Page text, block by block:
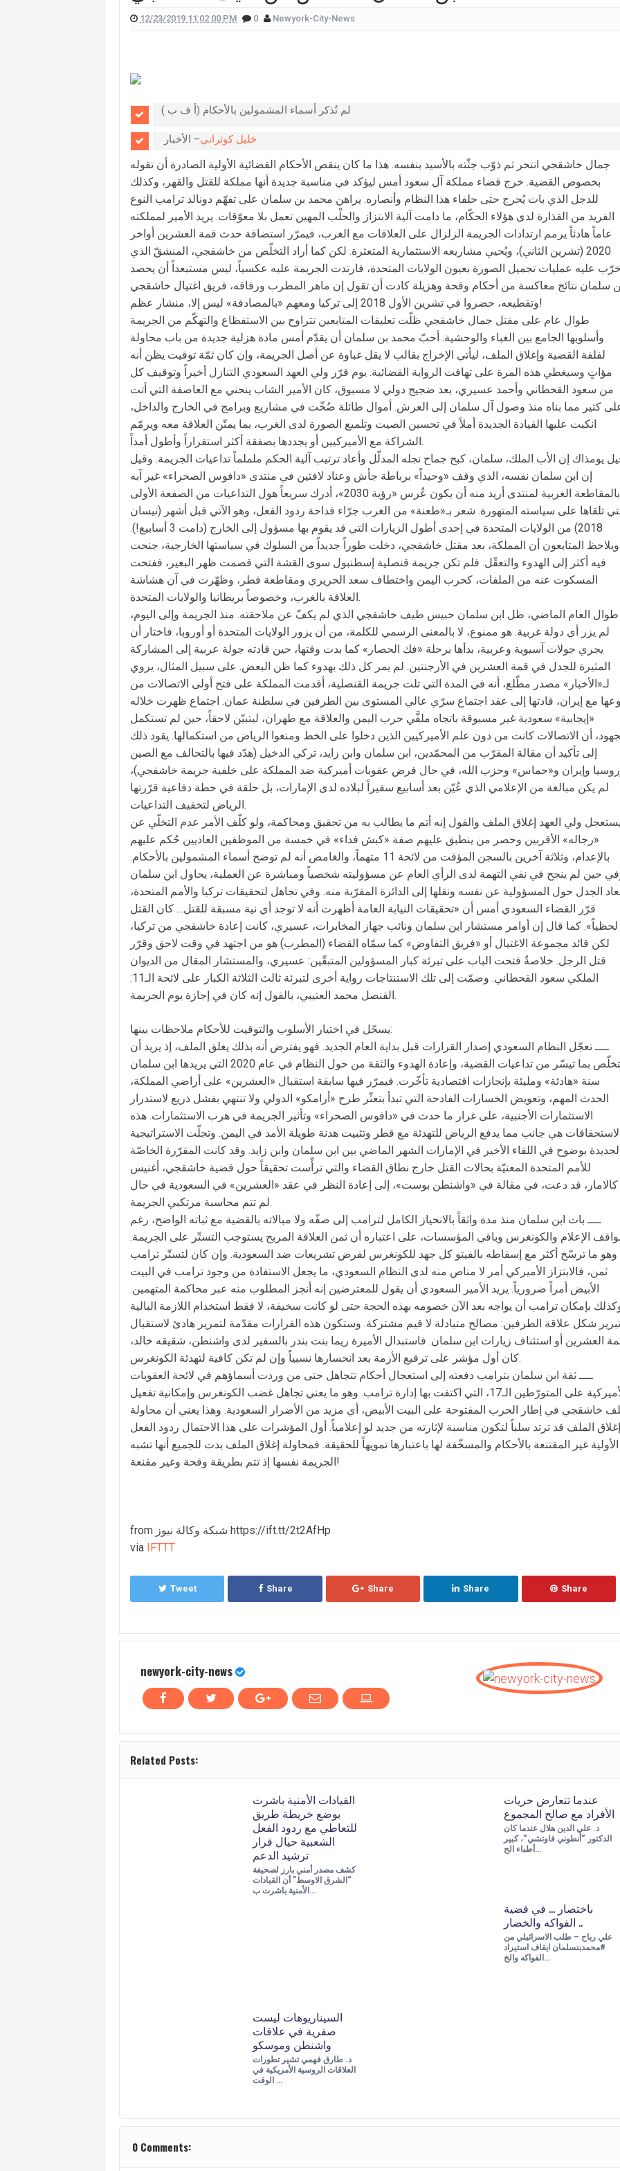
بأجواء مليئة بالحب والرومانسية... ممثلان يدخلان القفص الذهبي في روما (صور)
بعد الضربة الإسرائيلية على الضاحية الجنوبية.. هكذا علّقت اليسا (صورة)
لهذا السبب.. بشرى تتقدّم بشكوى
جائزة "موركس دور" أرجأت احتفالها الأحد إلى موعد لاحق
12/23/2019 11:02:00 PM 0 Newyork-City-News
لم تُذكر أسماء المشمولين بالأحكام (أ ف ب )
خليل كوثراني– الأخبار
جمال خاشقجي انتحر ثم ذوّب جثّته بالأسيد بنفسه. هذا ما كان ينقص الأحكام القضائية الأولية الصادرة أن تقوله
بخصوص القضية. خرج قضاء مملكة آل سعود أمس ليؤكد في مناسبة جديدة أنها مملكة للقتل والقهر، وكذلك
للدجل الذي بات يُحرج حتى حلفاء هذا النظام وأنصاره. يراهن محمد بن سلمان على تفهّم دونالد ترامب النوع
الفريد من القذارة لدى هؤلاء الحكّام، ما دامت آلية الابتزاز والحلْب المهين تعمل بلا معوّقات. يريد الأمير لمملكته
عاماً هادئاً يرمم ارتدادات الجريمة الزلزال على العلاقات مع الغرب، فيمرّر استضافة حدث قمة العشرين أواخر
2020 (تشرين الثاني)، ويُحيي مشاريعه الاستثمارية المتعثرة. لكن كما أراد التخلّص من خاشقجي، المنشقّ الذي
خرّب عليه عمليات تجميل الصورة بعيون الولايات المتحدة، فارتدت الجريمة عليه عكسياً، ليس مستبعداً أن يحصد
سلمان نتائج معاكسة من أحكام وقحة وهزيلة كادت أن تقول إن ماهر المطرب ورفاقه، فريق اغتيال خاشقجي
وتقطيعه، حضروا في تشرين الأول 2018 إلى تركيا ومعهم «بالمصادفة» ليس إلا، منشار عظم!
طوال عام على مقتل جمال خاشقجي ظلّت تعليقات المتابعين تتراوح بين الاستفظاع والتهكّم من الجريمة
وأسلوبها الجامع بين الغباء والوحشية. أحبّ محمد بن سلمان أن يقدّم أمس مادة هزلية جديدة من باب محاولة
لفلفة القضية وإغلاق الملف، ليأتي الإخراج بقالب لا يقل غباوة عن أصل الجريمة، وإن كان ثمّة توقيت يظن أنه
مؤاتٍ وسيغطي هذه المرة على تهافت الرواية القضائية. يوم قرّر ولي العهد السعودي التنازل أخيراً وتوقيف كل
من سعود القحطاني وأحمد عسيري، بعد ضجيج دولي لا مسبوق، كان الأمير الشاب ينحني مع العاصفة التي أتت
كثير مما بناه منذ وصول آل سلمان إلى العرش. أموال طائلة ضُخّت في مشاريع وبرامج في الخارج والداخل،
انكبت عليها القيادة الجديدة أملاً في تحسين الصيت وتلميع الصورة لدى الغرب، بما يمتّن العلاقة معه ويرمّم
الشراكة مع الأميركيين أو يجددها بصفقة أكثر استقراراً وأطول أمداً.
يومذاك إن الأب الملك، سلمان، كبح جماح نجله المدلّل وأعاد ترتيب آلية الحكم ململماً تداعيات الجريمة. وقيل
إن ابن سلمان نفسه، الذي وقف «وحيداً» برباطة جأش وعناد لافتين في منتدى «دافوس الصحراء» غير آبه
بالمقاطعة الغربية لمنتدى أريد منه أن يكون عُرس «رؤية 2030»، أدرك سريعاً هول التداعيات من الصفعة الأولى
تلقاها على سياسته المتهورة. شعر بـ«طعنة» من الغرب جرّاء فداحة ردود الفعل، وهو الآتي قبل أشهر (نيسان
2018) من الولايات المتحدة في إحدى أطول الزيارات التي قد يقوم بها مسؤول إلى الخارج (دامت 3 أسابيع!).
ويلاحظ المتابعون أن المملكة، بعد مقتل خاشقجي، دخلت طوراً جديداً من السلوك في سياستها الخارجية، جنحت
فيه أكثر إلى الهدوء والتعقّل. فلم تكن جريمة قنصلية إسطنبول سوى القشة التي قصمت ظهر البعير، ففتحت
المسكوت عنه من الملفات، كحرب اليمن واختطاف سعد الحريري ومقاطعة قطر، وظهّرت في آن هشاشة
العلاقة بالغرب، وخصوصاً بريطانيا والولايات المتحدة.
طوال العام الماضي، ظل ابن سلمان حبيس طيف خاشقجي الذي لم يكفّ عن ملاحقته. منذ الجريمة وإلى اليوم،
لم يزر أي دولة غربية. هو ممنوع، لا بالمعنى الرسمي للكلمة، من أن يزور الولايات المتحدة أو أوروبا، فاختار أن
يجري جولات آسيوية وعربية، بدأها برحلة «فك الحصار» كما بدت وقتها، حين قادته جولة عربية إلى المشاركة
المثيرة للجدل في قمة العشرين في الأرجنتين. لم يمر كل ذلك بهدوء كما ظن البعض. على سبيل المثال، يروي
لـ«الأخبار» مصدر مطّلع، أنه في المدة التي تلت جريمة القنصلية، أقدمت المملكة على فتح أولى الاتصالات من
مع إيران، قادتها إلى عقد اجتماع سرّي عالي المستوى بين الطرفين في سلطنة عمان. اجتماع ظهرت خلاله
«إيجابية» سعودية غير مسبوقة باتجاه ملفَّي حرب اليمن والعلاقة مع طهران، ليتبيّن لاحقاً، حين لم تستكمل
أن الاتصالات كانت من دون علم الأميركيين الذين دخلوا على الخط ومنعوا الرياض من استكمالها. يقود ذلك
إلى تأكيد أن مقالة المقرّب من المحمّدين، ابن سلمان وابن زايد، تركي الدخيل (هدّد فيها بالتحالف مع الصين
وإيران و«حماس» وحزب الله، في حال فرض عقوبات أميركية ضد المملكة على خلفية جريمة خاشقجي)،
لم يكن مبالغة من الإعلامي الذي عُيّن بعد أسابيع سفيراً لبلاده لدى الإمارات، بل حلقة في خطة دفاعية قرّرتها
الرياض لتخفيف التداعيات.
يستعجل ولي العهد إغلاق الملف والقول إنه أتم ما يطالب به من تحقيق ومحاكمة، ولو كلّف الأمر عدم التخلّي عن
«رجاله» الأقربين وحصر من ينطبق عليهم صفة «كبش فداء» في خمسة من الموظفين العاديين حُكم عليهم
بالإعدام، وثلاثة آخرين بالسجن المؤقت من لائحة 11 متهماً، والغامض أنه لم توضح أسماء المشمولين بالأحكام.
حين لم ينجح في نفي التهمة لدى الرأي العام عن مسؤوليته شخصياً ومباشرة عن العملية، يحاول ابن سلمان
الجدل حول المسؤولية عن نفسه ونقلها إلى الدائرة المقرّبة منه. وفي تجاهل لتحقيقات تركيا والأمم المتحدة،
قرّر القضاء السعودي أمس أن «تحقيقات النيابة العامة أظهرت أنه لا توجد أي نية مسبقة للقتل… كان القتل
لحظياً». كما قال إن أوامر مستشار ابن سلمان ونائب جهاز المخابرات، عسيري، كانت إعادة خاشقجي من تركيا،
لكن قائد مجموعة الاغتيال أو «فريق التفاوض» كما سمّاه القضاء (المطرب) هو من اجتهد في وقت لاحق وقرّر
قتل الرجل. خلاصةٌ فتحت الباب على تبرئة كبار المسؤولين المتبقّين: عسيري، والمستشار المقال من الديوان
الملكي سعود القحطاني. وضمّت إلى تلك الاستنتاجات رواية أخرى لتبرئة ثالث الثلاثة الكبار على لائحة الـ11:
القنصل محمد العتيبي، بالقول إنه كان في إجازة يوم الجريمة.
يسجّل في اختيار الأسلوب والتوقيت للأحكام ملاحظات بينها:
ــــ تعجّل النظام السعودي إصدار القرارات قبل بداية العام الجديد. فهو يفترض أنه بذلك يغلق الملف، إذ يريد أن
يتخلّص بما تيسّر من تداعيات القضية، وإعادة الهدوء والثقة من حول النظام في عام 2020 التي يريدها ابن سلمان
سنة «هادئة» ومليئة بإنجازات اقتصادية تأخّرت. فيمرّر فيها سابقة استقبال «العشرين» على أراضي المملكة،
الحدث المهم، وتعويض الخسارات الفادحة التي تبدأ بتعثّر طرح «أرامكو» الدولي ولا تنتهي بفشل ذريع لاستدرار
الاستثمارات الأجنبية، على غرار ما حدث في «دافوس الصحراء» وتأثير الجريمة في هرب الاستثمارات. هذه
هي جانب مما يدفع الرياض للتهدئة مع قطر وتثبيت هدنة طويلة الأمد في اليمن. وتجلّت الاستراتيجية
بوضوح في اللقاء الأخير في الإمارات الشهر الماضي بين ابن سلمان وابن زايد. وقد كانت المقرّرة الخاصّة
للأمم المتحدة المعنيّة بحالات القتل خارج نطاق القضاء والتي ترأّست تحقيقاً حول قضية خاشقجي، أغنيس
كالامار، قد دعت، في مقالة في «واشنطن بوست»، إلى إعادة النظر في عقد «العشرين» في السعودية في حال
لم تتم محاسبة مرتكبي الجريمة.
ــــ بات ابن سلمان منذ مدة واثقاً بالانحياز الكامل لترامب إلى صفّه ولا مبالاته بالقضية مع ثباته الواضح، رغم
الإعلام والكونغرس وباقي المؤسسات، على اعتباره أن ثمن العلاقة المربح يستوجب التستّر على الجريمة.
وهو ما ترسّخ أكثر مع إسقاطه بالفيتو كل جهد للكونغرس لفرض تشريعات ضد السعودية. وإن كان لتستّر ترامب
ثمن، فالابتزاز الأميركي أمر لا مناص منه لدى النظام السعودي، ما يجعل الاستفادة من وجود ترامب في البيت
الأبيض أمراً ضرورياً. يريد الأمير السعودي أن يقول للمعترضين إنه أنجز المطلوب منه عبر محاكمة المتهمين.
بإمكان ترامب أن يواجه بعد الآن خصومه بهذه الحجة حتى لو كانت سخيفة، لا فقط استخدام اللازمة البالية
شكل علاقة الطرفين: مصالح متبادلة لا قيم مشتركة. وستكون هذه القرارات مقدّمة لتمرير هادئ لاستقبال
العشرين أو استئناف زيارات ابن سلمان. فاستبدال الأميرة ريما بنت بندر بالسفير لدى واشنطن، شقيقه خالد،
كان أول مؤشر على ترقيع الأزمة بعد انحسارها نسبياً وإن لم تكن كافية لتهدئة الكونغرس.
ــــ ثقة ابن سلمان بترامب دفعته إلى استعجال أحكام تتجاهل حتى من وردت أسماؤهم في لائحة العقوبات
الأميركية على المتورّطين الـ17، التي اكتفت بها إدارة ترامب. وهو ما يعني تجاهل غضب الكونغرس وإمكانية تفعيل
خاشقجي في إطار الحرب المفتوحة على البيت الأبيض، أي مزيد من الأضرار السعودية. وهذا يعني أن محاولة
إغلاق الملف قد ترتد سلباً لتكون مناسبة لإثارته من جديد لو إعلامياً. أول المؤشرات على هذا الاحتمال ردود الفعل
الأولية غير المقتنعة بالأحكام والمسخّفة لها باعتبارها تمويهاً للحقيقة. فمحاولة إغلاق الملف بدت للجميع أنها تشبه
الجريمة نفسها إذ تتم بطريقة وقحة وغير مقنعة!
from شبكة وكالة نيوز https://ift.tt/2t2AfHp
via IFTTT
Tweet Share Share Share Share
newyork-city-news
Related Posts:
القيادات الأمنية باشرت
بوضع خريطة طريق
للتعاطي مع ردود الفعل
الشعبية حيال قرار
ترشيد الدعم
كشف مصدر أمني بارز لصحيفة
“الشرق الاوسط” أن القيادات
الأمنية باشرت ب…
عندما تتعارض حريات
الأفراد مع صالح المجموع
د. علي الدين هلال عندما كان
الدكتور “أنطوني فاوتشي“، كبير
أطباء الح…
باختصار … في قضية
الفواكه والخضار ..
علي رباح – طلب الاسرائيلي من
#محمدبنسلمان ايقاف استيراد
الفواكه والخ…
السيناريوهات ليست
صفرية في علاقات
واشنطن وموسكو
د. طارق فهمي تشير تطورات
العلاقات الروسية الأمريكية في
الوقت …
0 Comments: